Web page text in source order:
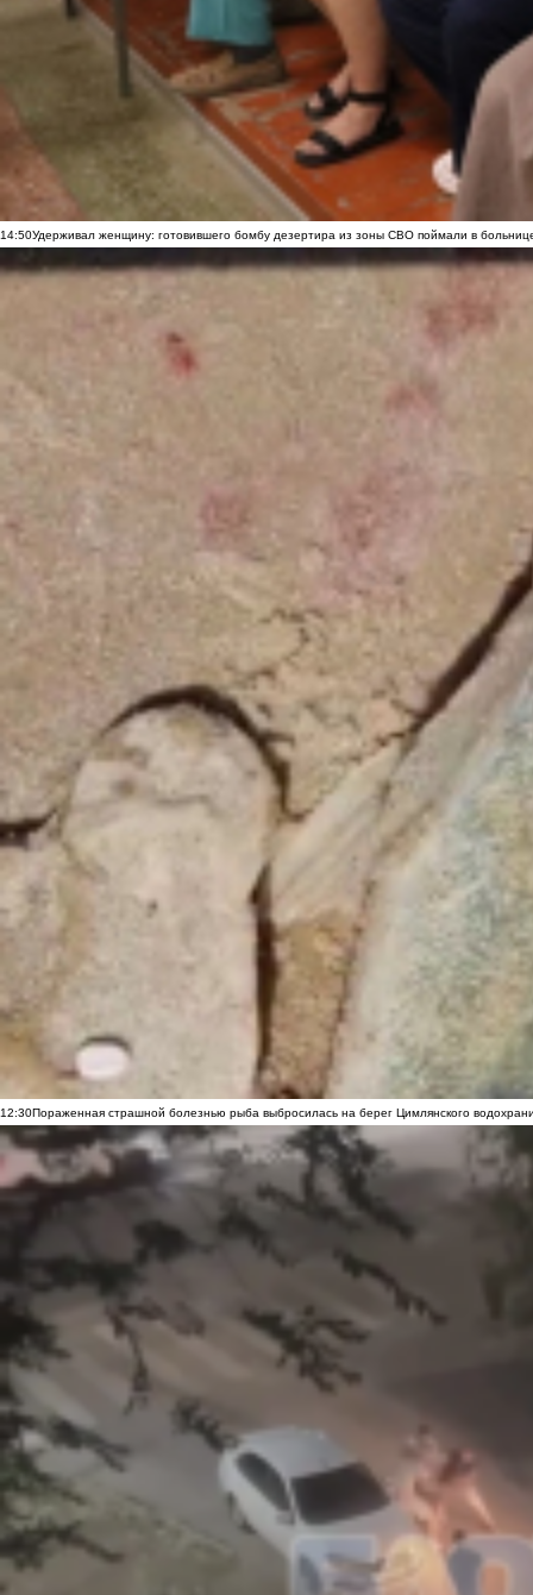
14:50Удерживал женщину: готовившего бомбу дезертира из зоны СВО поймали в
12:30Пораженная страшной болезнью рыба выбросилась на берег Цимлянского